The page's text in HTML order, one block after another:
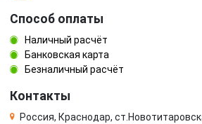
Способ оплаты
Наличный расчёт
Банковская карта
Безналичный расчёт
Контакты
Россия, Краснодар,